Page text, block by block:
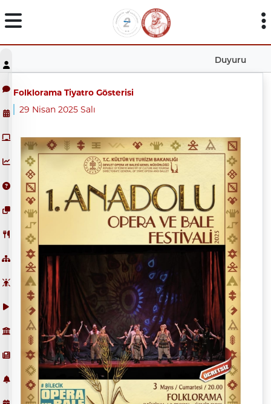
Duyuru
Folklorama Tiyatro Gösterisi
29 Nisan 2025 Salı